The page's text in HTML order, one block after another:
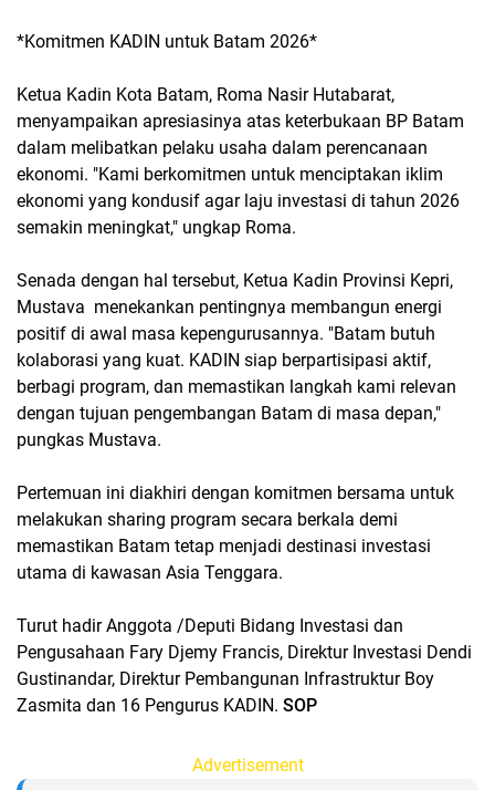
*Komitmen KADIN untuk Batam 2026*
Ketua Kadin Kota Batam, Roma Nasir Hutabarat,
menyampaikan apresiasinya atas keterbukaan BP Batam
dalam melibatkan pelaku usaha dalam perencanaan
ekonomi. "Kami berkomitmen untuk menciptakan iklim
ekonomi yang kondusif agar laju investasi di tahun 2026
semakin meningkat," ungkap Roma.
Senada dengan hal tersebut, Ketua Kadin Provinsi Kepri,
Mustava menekankan pentingnya membangun energi
positif di awal masa kepengurusannya. "Batam butuh
kolaborasi yang kuat. KADIN siap berpartisipasi aktif,
berbagi program, dan memastikan langkah kami relevan
dengan tujuan pengembangan Batam di masa depan,"
pungkas Mustava.
Pertemuan ini diakhiri dengan komitmen bersama untuk
melakukan sharing program secara berkala demi
memastikan Batam tetap menjadi destinasi investasi
utama di kawasan Asia Tenggara.
Turut hadir Anggota /Deputi Bidang Investasi dan
Pengusahaan Fary Djemy Francis, Direktur Investasi Dendi
Gustinandar, Direktur Pembangunan Infrastruktur Boy
Zasmita dan 16 Pengurus KADIN. SOP
Advertisement